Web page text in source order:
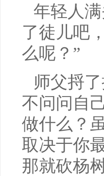
年轻人
了徒儿吧
么呢？”
师父捋
不问问自
做什么？
取决于你
那就砍杨